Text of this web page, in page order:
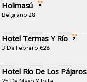
Holimasú
Belgrano 28
Hotel Termas Y Río
3 De Febrero 628
Hotel Río De Los Pájaros